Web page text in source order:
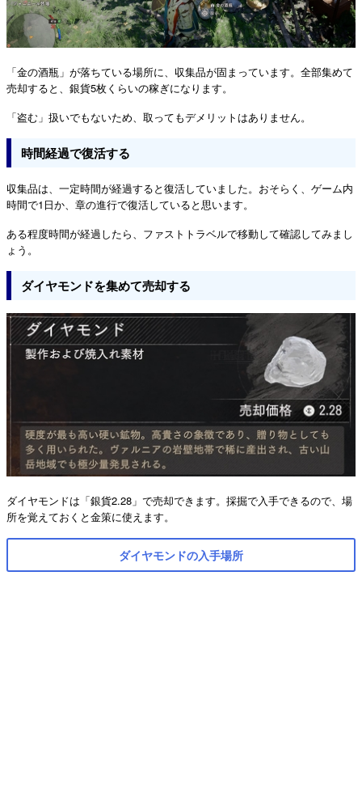
「金の酒瓶」が落ちている場所に、収集品が固まっています。全部集めて
売却すると、銀貨5枚くらいの稼ぎになります。
「盗む」扱いでもないため、取ってもデメリットはありません。
時間経過で復活する
収集品は、一定時間が経過すると復活していました。おそらく、ゲーム内
時間で1日か、章の進行で復活していると思います。
ある程度時間が経過したら、ファストトラベルで移動して確認してみまし
ょう。
ダイヤモンドを集めて売却する
ダイヤモンドは「銀貨2.28」で売却できます。採掘で入手できるので、場
所を覚えておくと金策に使えます。
ダイヤモンドの入手場所